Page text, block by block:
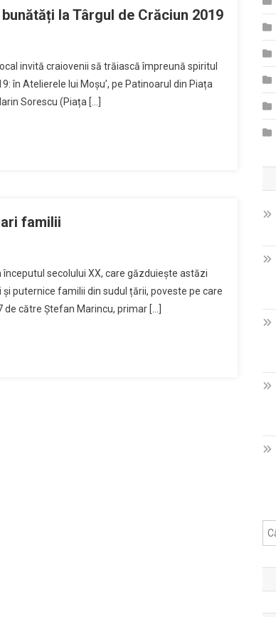
la Târgul de Crăciun 2019
invită craiovenii să trăiască împreună spiritul
în Atelierele lui Moșu’, pe Patinoarul din Piața
Sorescu (Piața […]
familii
secolului XX, care găzduiește astăzi
puternice familii din sudul țării, poveste pe care
către Ștefan Marincu, primar […]